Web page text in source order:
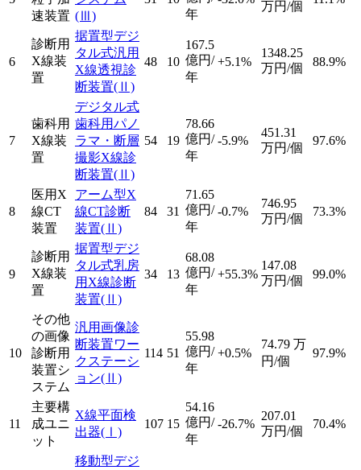
速装置 (Ⅲ)
年
万円/個
6
診断用
X線装
置
据置型デジ
タル式汎用
X線透視診
断装置(Ⅱ)
48 10
167.5
億円/
年
+5.1%
1348.25
万円/個
88.9%
7
歯科用
X線装
置
デジタル式
歯科用パノ
ラマ・断層
撮影X線診
断装置(Ⅱ)
54 19
78.66
億円/
年
-5.9%
451.31
万円/個
97.6%
8
医用X
線CT
装置
アーム型X
線CT診断
装置(Ⅱ)
84 31
71.65
億円/
年
-0.7%
746.95
万円/個
73.3%
9
診断用
X線装
置
据置型デジ
タル式乳房
用X線診断
装置(Ⅱ)
34 13
68.08
億円/
年
+55.3%
147.08
万円/個
99.0%
10
その他
の画像
診断用
装置シ
ステム
汎用画像診
断装置ワー
クステーシ
ョン(Ⅱ)
114 51
55.98
億円/
年
+0.5%
74.79 万
円/個
97.9%
11
主要構
成ユニ
ット
X線平面検
出器(Ⅰ)
107 15
54.16
億円/
年
-26.7%
207.01
万円/個
70.4%
移動型デジ